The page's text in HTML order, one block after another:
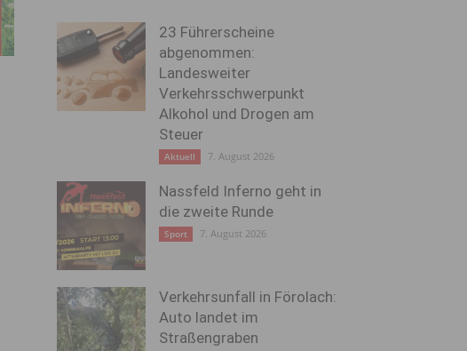
23 Führerscheine
abgenommen:
Landesweiter
Verkehrsschwerpunkt
Alkohol und Drogen am
Steuer
Aktuell 7. August 2026
Nassfeld Inferno geht in
die zweite Runde
Sport 7. August 2026
Verkehrsunfall in Förolach:
Auto landet im
Straßengraben